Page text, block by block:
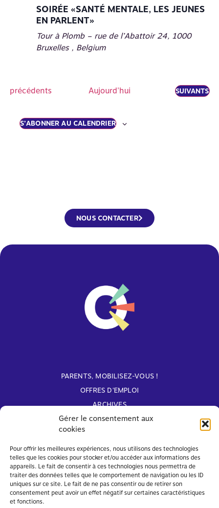
Gérer le consentement aux
cookies
Pour offrir les meilleures expériences, nous utilisons des technologies
telles que les cookies pour stocker et/ou accéder aux informations des
appareils. Le fait de consentir à ces technologies nous permettra de
traiter des données telles que le comportement de navigation ou les ID
uniques sur ce site. Le fait de ne pas consentir ou de retirer son
consentement peut avoir un effet négatif sur certaines caractéristiques
et fonctions.
en
avant
SOIRÉE «SANTÉ MENTALE, LES JEUNES
EN PARLENT»
Tour à Plomb – rue de l’Abattoir 24, 1000
Bruxelles , Belgium
Évènements
précédents Aujourd'hui SUIVANTS
S’ABONNER AU CALENDRIER
NOUS CONTACTER
PARENTS, MOBILISEZ-VOUS !
OFFRES D'EMPLOI
ARCHIVES